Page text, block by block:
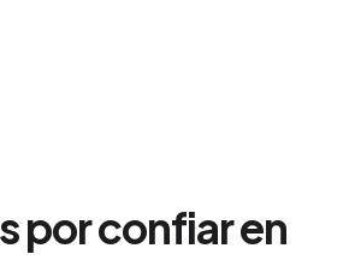
por confiar en